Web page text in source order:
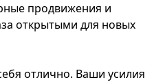
продвижения и
открытыми для новых
отлично. Ваши усилия